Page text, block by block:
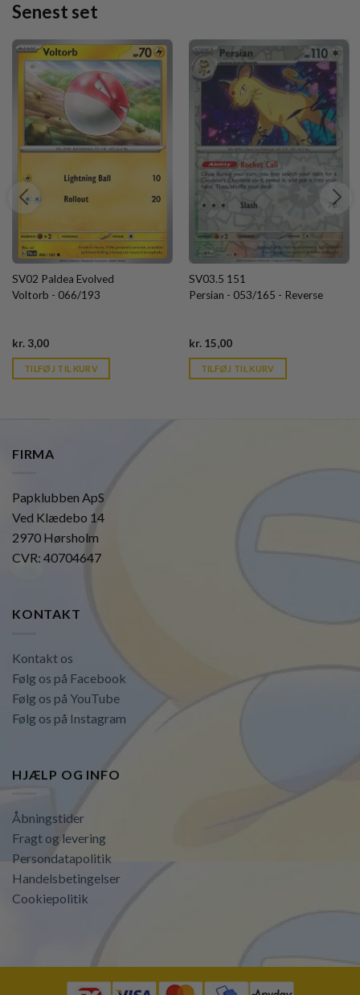
Senest set
SV02 Paldea Evolved
Voltorb - 066/193
kr. 3,00Current
is:
kr. 39,95.
TILFØJ TIL KURV
SV03.5 151
Persian - 053/165 - Reverse
kr.15,00Current
is:
kr. 39,95.
TILFØJ TIL KURV
FIRMA
Papklubben ApS
Ved Klædebo 14
2970 Hørsholm
CVR: 40704647
KONTAKT
Kontakt os
Følg os på Facebook
Følg os på YouTube
Følg os på Instagram
HJÆLP OG INFO
Åbningstider
Fragt og levering
Persondatapolitik
Handelsbetingelser
Cookiepolitik